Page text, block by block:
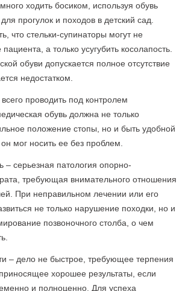
ходить босиком, используя обувь
прогулок и походов в детский сад.
что стельки-супинаторы могут не
а только усугубить косолапость.
обуви допускается полное отсутствие
недостатком.
проводить под контролем
обувь должна не только
положение стопы, но и быть удобной
мог носить ее без проблем.
– серьезная патология опорно-
требующая внимательного отношения
При неправильном лечении или его
не только нарушение походки, но и
позвоночного столба, о чем
– дело не быстрое, требующее терпения
хорошее результаты, если
и полноценно. Для успеха